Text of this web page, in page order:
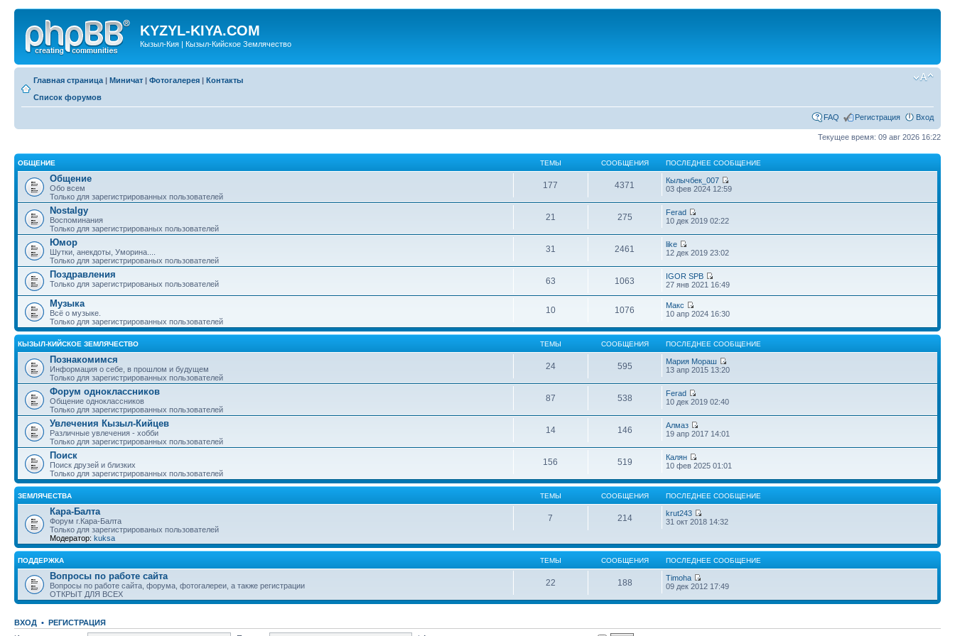
KYZYL-KIYA.COM
Кызыл-Кия | Кызыл-Кийское Землячество
Главная страница | Миничат | Фотогалерея | Контакты
Список форумов
FAQ Регистрация Вход
Текущее время: 09 авг 2026 16:22
ОБЩЕНИЕ ТЕМЫ СООБЩЕНИЯ ПОСЛЕДНЕЕ СООБЩЕНИЕ
Общение
Обо всем
Только для зарегистрированных пользователей
177 4371
Кылычбек_007
03 фев 2024 12:59
Nostalgy
Воспоминания
Только для зарегистрированых пользователей
21 275
Ferad
10 дек 2019 02:22
Юмор
Шутки, анекдоты, Уморина....
Только для зарегистрированых пользователей
31 2461
like
12 дек 2019 23:02
Поздравления
Только для зарегистрированых пользователей 63 1063
IGOR SPB
27 янв 2021 16:49
Музыка
Всё о музыке.
Только для зарегистрированных пользователей
10 1076
Макс
10 апр 2024 16:30
КЫЗЫЛ-КИЙСКОЕ ЗЕМЛЯЧЕСТВО ТЕМЫ СООБЩЕНИЯ ПОСЛЕДНЕЕ СООБЩЕНИЕ
Познакомимся
Информация о себе, в прошлом и будущем
Только для зарегистрированных пользователей
24 595
Мария Мораш
13 апр 2015 13:20
Форум одноклассников
Общение одноклассников
Только для зарегистрированных пользователей
87 538
Ferad
10 дек 2019 02:40
Увлечения Кызыл-Кийцев
Различные увлечения - хобби
Только для зарегистрированных пользователей
14 146
Алмаз
19 апр 2017 14:01
Поиск
Поиск друзей и близких
Только для зарегистрированных пользователей
156 519
Калян
10 фев 2025 01:01
ЗЕМЛЯЧЕСТВА ТЕМЫ СООБЩЕНИЯ ПОСЛЕДНЕЕ СООБЩЕНИЕ
Кара-Балта
Форум г.Кара-Балта
Только для зарегистрированых пользователей
Модератор: kuksa
7 214
krut243
31 окт 2018 14:32
ПОДДЕРЖКА ТЕМЫ СООБЩЕНИЯ ПОСЛЕДНЕЕ СООБЩЕНИЕ
Вопросы по работе сайта
Вопросы по работе сайта, форума, фотогалереи, а также регистрации
ОТКРЫТ ДЛЯ ВСЕХ
22 188
Timoha
09 дек 2012 17:49
ВХОД • РЕГИСТРАЦИЯ